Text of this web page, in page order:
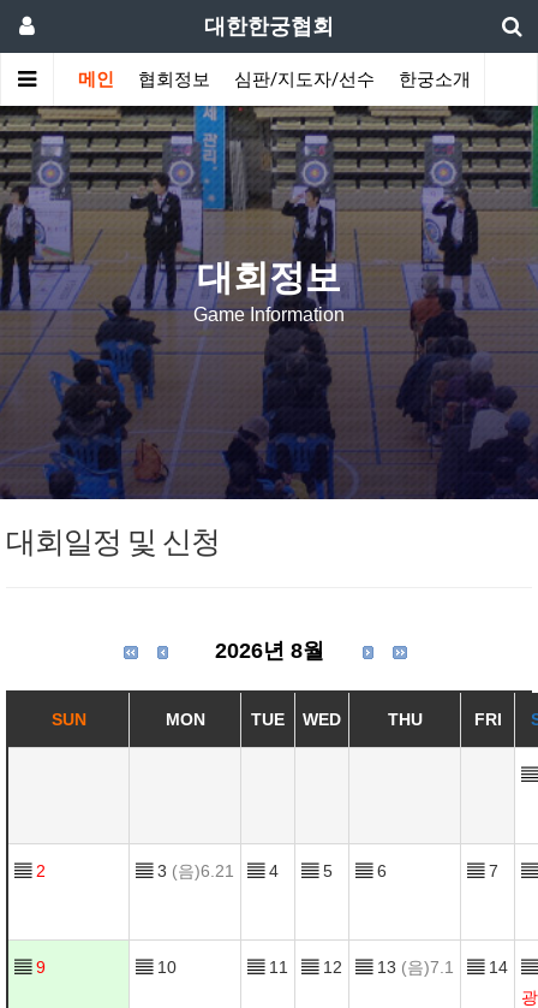
대한한궁협회
메인 협회정보 심판/지도자/선수 한궁소개
대회정보
Game Information
대회일정 및 신청
2026년 8월
SUN MON TUE WED THU FRI
▤
▤ 2 ▤ 3 (음)6.21 ▤ 4 ▤ 5 ▤ 6 ▤ 7 ▤
▤ 9 ▤ 10 ▤ 11 ▤ 12 ▤ 13 (음)7.1 ▤ 14
▤